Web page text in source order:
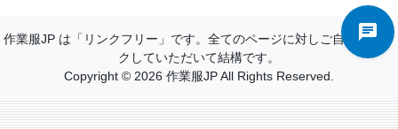
作業服JP は「リンクフリー」です。全てのページに対しご自由にリン
クしていただいて結構です。
Copyright © 2026 作業服JP All Rights Reserved.